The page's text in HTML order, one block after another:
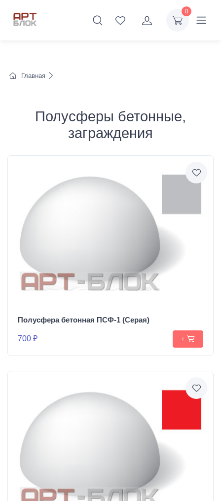
0
Главная
Полусферы бетонные,
заграждения
Полусфера бетонная ПСФ-1 (Серая)
700 ₽ +